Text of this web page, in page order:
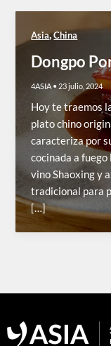
Asia,China
Dongpo
4ASIA • 23 julio, 2024
Hoy te traemos
plato chino
caracteriza por
cocinada a fuego
vino Shaoxing y
tradicional para
[…]